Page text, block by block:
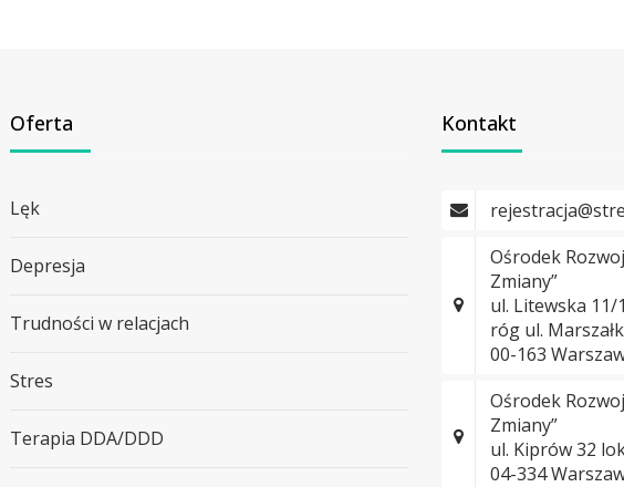
Oferta
Lęk
Depresja
Trudności w relacjach
Stres
Terapia DDA/DDD
Kontakt
Ośrodek
Zmiany”
ul. Litewska 11/
róg ul.
00-163
Ośrodek
Zmiany”
ul. Kiprów 32
04-334